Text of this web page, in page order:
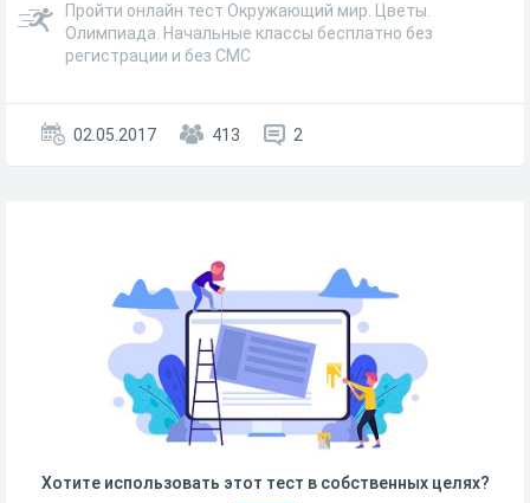
Пройти онлайн тест Окружающий мир. Цветы.
Олимпиада. Начальные классы бесплатно без
регистрации и без СМС
02.05.2017 413 2
Хотите использовать этот тест в собственных целях?